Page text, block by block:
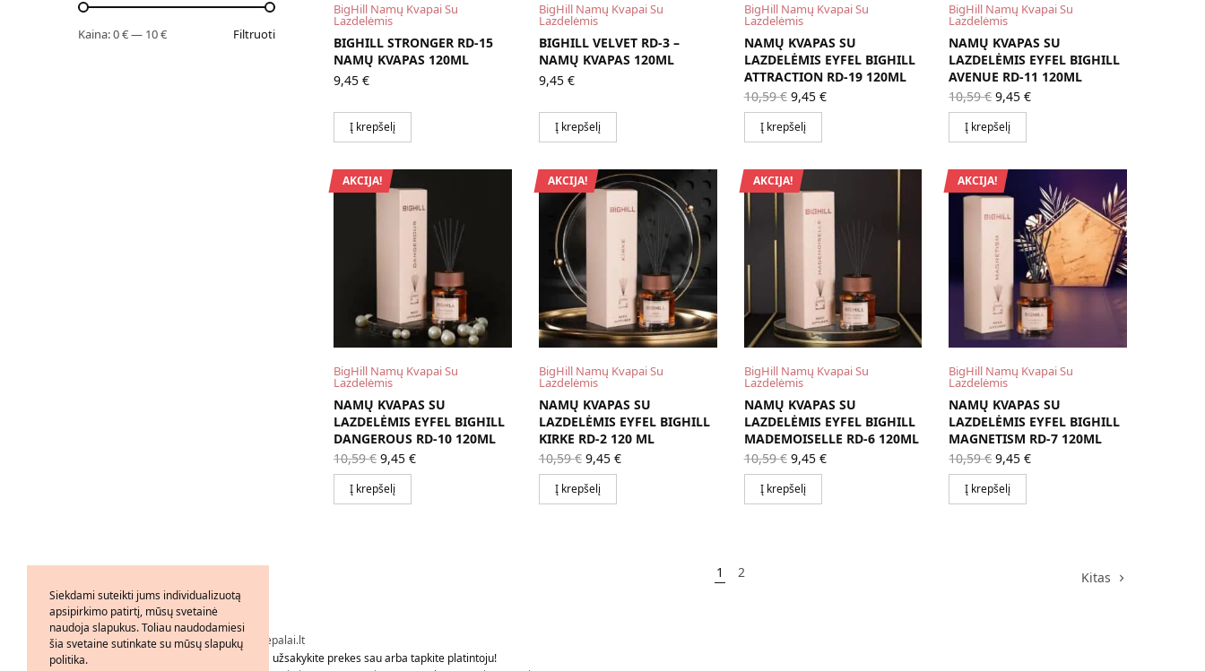
Filtruoti
Kaina:0 €— 10 €
BigHill Namų Kvapai Su
Lazdelėmis
BIGHILL STRONGER RD-15
NAMŲ KVAPAS 120ML
9,45 €
Į krepšelį
BigHill Namų Kvapai Su
Lazdelėmis
BIGHILL VELVET RD-3 –
NAMŲ KVAPAS 120ML
9,45 €
Į krepšelį
BigHill Namų Kvapai Su
Lazdelėmis
NAMŲ KVAPAS SU
LAZDELĖMIS EYFEL BIGHILL
ATTRACTION RD-19 120ML
10,59€ Original
price
was:
10,59 €.
9,45 €Current
Į krepšelį
BigHill Namų Kvapai Su
Lazdelėmis
NAMŲ KVAPAS SU
LAZDELĖMIS EYFEL BIGHILL
AVENUE RD-11 120ML
10,59€ Original
price
was:
10,59 €.
9,45€Current
Į krepšelį
AKCIJA!
BigHill Namų Kvapai Su
Lazdelėmis
NAMŲ KVAPAS SU
LAZDELĖMIS EYFEL BIGHILL
DANGEROUS RD-10 120ML
10,59€ Original
price
was:
10,59 €.
9,45 €Current
Į krepšelį
AKCIJA!
BigHill Namų Kvapai Su
Lazdelėmis
NAMŲ KVAPAS SU
LAZDELĖMIS EYFEL BIGHILL
KIRKE RD-2 120 ML
10,59€ Original
price
was:
10,59 €.
9,45 €Current
Į krepšelį
AKCIJA!
BigHill Namų Kvapai Su
Lazdelėmis
NAMŲ KVAPAS SU
LAZDELĖMIS EYFEL BIGHILL
MADEMOISELLE RD-6 120ML
10,59€ Original
price
was:
10,59 €.
9,45 €Current
Į krepšelį
AKCIJA!
BigHill Namų Kvapai Su
Lazdelėmis
NAMŲ KVAPAS SU
LAZDELĖMIS EYFEL BIGHILL
MAGNETISM RD-7 120ML
10,59€ Original
price
was:
10,59 €.
9,45€Current
Į krepšelį
1 2 Kitas
Visos teisės saugomos © 2026 - FMkvepalai.lt
Tapkite FMWorld verslo partneriu arba užsakykite prekes sau arba tapkite platintoju!
Siekdami suteikti jums individualizuotą
apsipirkimo patirtį, mūsų svetainė
naudoja slapukus. Toliau naudodamiesi
šia svetaine sutinkate su mūsų slapukų
politika.